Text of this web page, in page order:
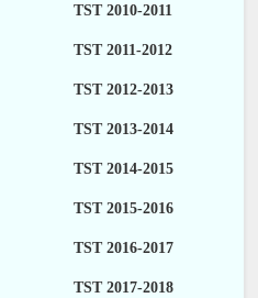
TST 2010-2011
TST 2011-2012
TST 2012-2013
TST 2013-2014
TST 2014-2015
TST 2015-2016
TST 2016-2017
TST 2017-2018